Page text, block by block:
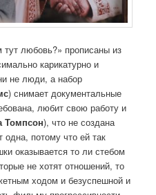
любовь?» прописаны из
карикатурно и
не люди, а набор
) снимает документальные
любит свою работу и
Томпсон), что не создана
одна, потому что ей так
оказывается то ли стебом
не хотят отношений, то
ходом и безуспешной и